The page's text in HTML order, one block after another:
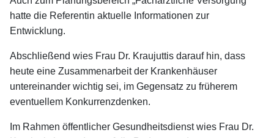
hatte die Referentin aktuelle Informationen zur
Entwicklung.
Abschließend wies Frau Dr. Kraujuttis darauf hin, dass
heute eine Zusammenarbeit der Krankenhäuser
untereinander wichtig sei, im Gegensatz zu früherem
eventuellem Konkurrenzdenken.
Im Rahmen öffentlicher Gesundheitsdienst wies Frau Dr.